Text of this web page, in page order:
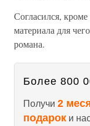
Согласился, кроме
материала для
романа.
Более 800
Получи 2
подарок и